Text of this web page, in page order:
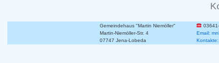
Gemeindehaus "Martin Niemöller"
Martin-Niemöller-Str. 4
Email:
07747 Jena-Lobeda